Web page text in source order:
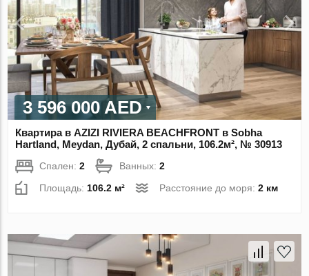
3 596 000 AED
Квартира в AZIZI RIVIERA BEACHFRONT в Sobha
Hartland, Meydan, Дубай, 2 спальни, 106.2м², № 30913
Спален:2 Ванных:2
Площадь: 106.2 м² Расстояние до моря:2 км